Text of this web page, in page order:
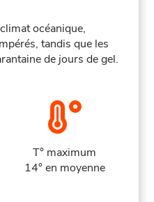
océanique,
tandis que les
de jours de gel.
T° maximum
14° en moyenne